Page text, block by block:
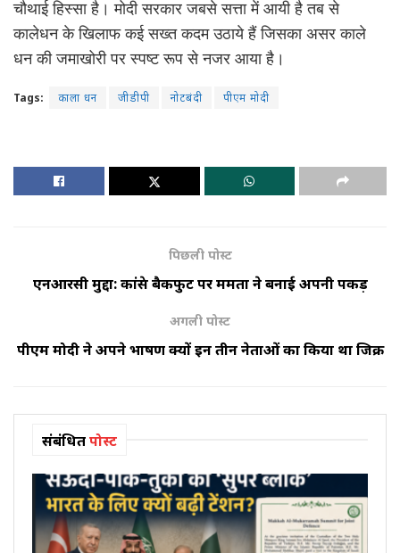
चौथाई हिस्सा है। मोदी सरकार जबसे सत्ता में आयी है तब से
कालेधन के खिलाफ कई सख्त कदम उठाये हैं जिसका असर काले
धन की जमाखोरी पर स्पष्ट रूप से नजर आया है।
Tags: काला धन जीडीपी नोटबंदी पीएम मोदी
पिछली पोस्ट
एनआरसी मुद्दा: कांग्रेस बैकफुट पर ममता ने बनाई अपनी पकड़
अगली पोस्ट
पीएम मोदी ने अपने भाषण क्यों इन तीन नेताओं का किया था जिक्र
संबंधितपोस्ट